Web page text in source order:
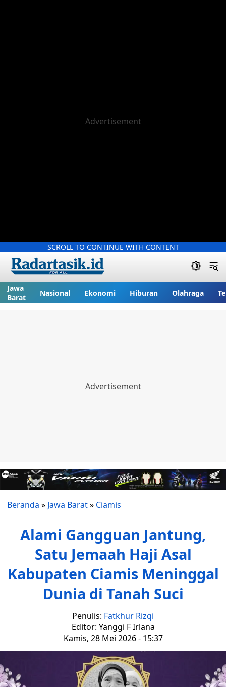
SCROLL TO CONTINUE WITH CONTENT
Jawa
Barat
Nasional Ekonomi Hiburan Olahraga
Beranda » Jawa Barat» Ciamis
Alami Gangguan Jantung,
Satu Jemaah Haji Asal
Kabupaten Ciamis Meninggal
Dunia di Tanah Suci
Penulis: Fatkhur Rizqi
Editor: Yanggi F Irlana
Kamis, 28 Mei 2026 - 15:37